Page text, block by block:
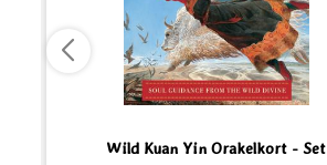
Wild Kuan Yin Orakelkort - Set